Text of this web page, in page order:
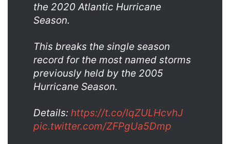
the 2020 Atlantic Hurricane
Season.
This breaks the single season
record for the most named storms
previously held by the 2005
Hurricane Season.
Details: https://t.co/lqZULHcvhJ
pic.twitter.com/ZFPgUa5Dmp